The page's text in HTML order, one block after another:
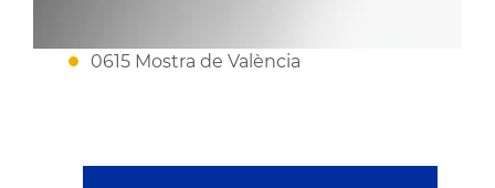
0615 Mostra de València